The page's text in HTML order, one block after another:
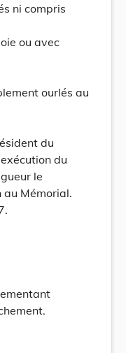
ni compris
ou avec
ourlés au
du
du
le
Mémorial.